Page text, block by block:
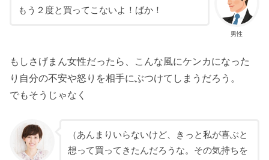
男性
もう２度と買ってこないよ！ばか！
もしさげまん女性だったら、こんな風にケンカになった
り自分の不安や怒りを相手にぶつけてしまうだろう。
でもそうじゃなく
（あんまりいらないけど、きっと私が喜ぶと
想って買ってきたんだろうな。その気持ちを